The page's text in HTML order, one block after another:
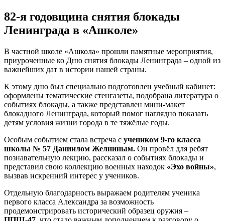
82-я годовщина снятия блокады
Ленинграда в «Ашколе»
В частной школе «Ашкола» прошли памятные мероприятия,
приуроченные ко Дню снятия блокады Ленинграда – одной из
важнейших дат в истории нашей страны.
К этому дню был специально подготовлен учебный кабинет:
оформлены тематические стенгазеты, подобрана литература о
событиях блокады, а также представлен мини-макет
блокадного Ленинграда, который помог наглядно показать
детям условия жизни города в те тяжёлые годы.
Особым событием стала встреча с учеником 9-го класса
школы № 57 Даниилом Желниным. Он провёл для ребят
познавательную лекцию, рассказал о событиях блокады и
представил свою коллекцию военных находок «Эхо войны»,
вызвав искренний интерес у учеников.
Отдельную благодарность выражаем родителям ученика
первого класса Александра за возможность
продемонстрировать исторический образец оружия –